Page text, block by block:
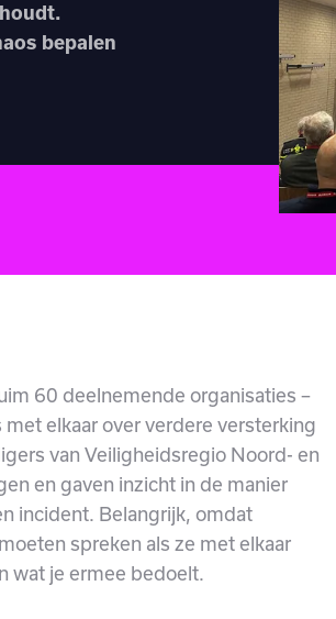
bepalen
60 deelnemende organisaties –
elkaar over verdere versterking
van Veiligheidsregio Noord- en
en gaven inzicht in de manier
incident. Belangrijk, omdat
spreken als ze met elkaar
wat je ermee bedoelt.